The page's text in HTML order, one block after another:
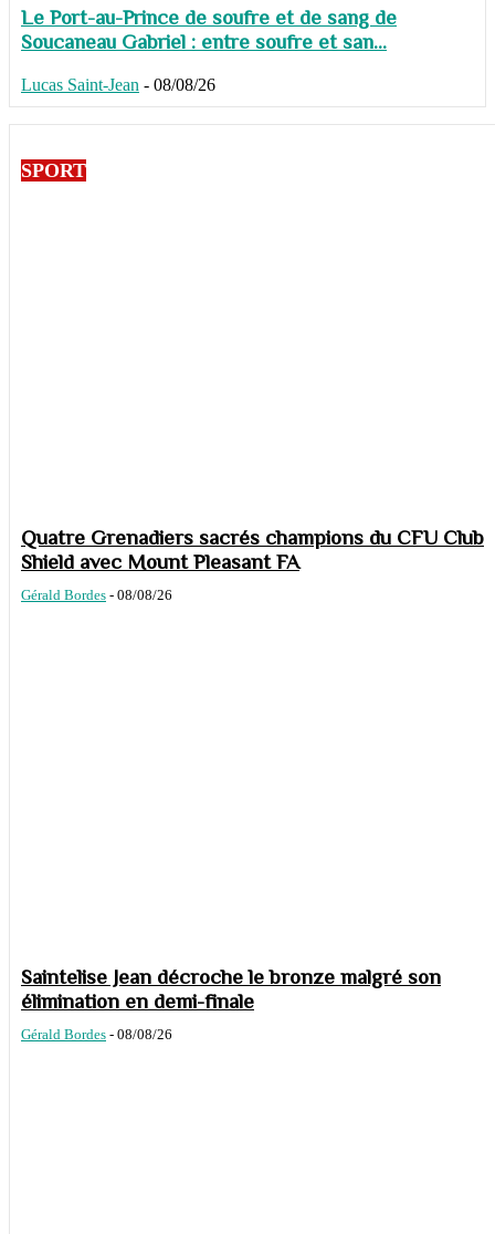
Le Port-au-Prince de soufre et de sang de
Soucaneau Gabriel : entre soufre et san...
Lucas Saint-Jean - 08/08/26
SPORT
Quatre Grenadiers sacrés champions du CFU Club
Shield avec Mount Pleasant FA
Gérald Bordes - 08/08/26
Saintelise Jean décroche le bronze malgré son
élimination en demi-finale
Gérald Bordes - 08/08/26